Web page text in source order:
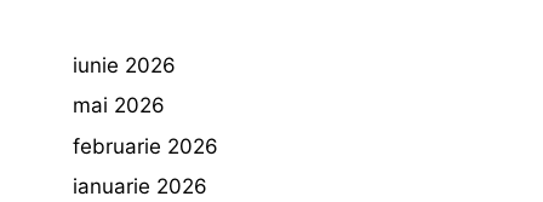
iunie 2026
mai 2026
februarie 2026
ianuarie 2026